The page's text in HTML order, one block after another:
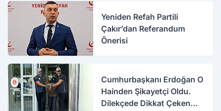
Yeniden Refah Partili
Çakır’dan Referandum
Önerisi
Cumhurbaşkanı Erdoğan O
Hainden Şikayetçi Oldu.
Dilekçede Dikkat Çeken